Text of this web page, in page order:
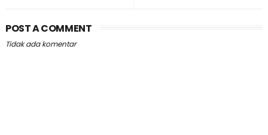
POST A COMMENT
Tidak ada komentar